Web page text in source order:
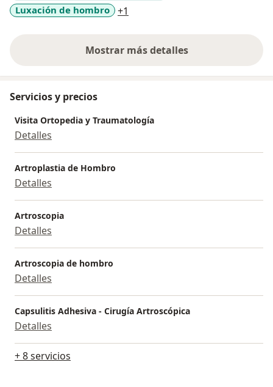
Luxación de hombro
+1
Mostrar más detalles
sobre la experiencia
Servicios y precios
Visita Ortopedia y Traumatología
Detalles
Artroplastia de Hombro
Detalles
Artroscopia
Detalles
Artroscopia de hombro
Detalles
Capsulitis Adhesiva - Cirugía Artroscópica
Detalles
+ 8 servicios